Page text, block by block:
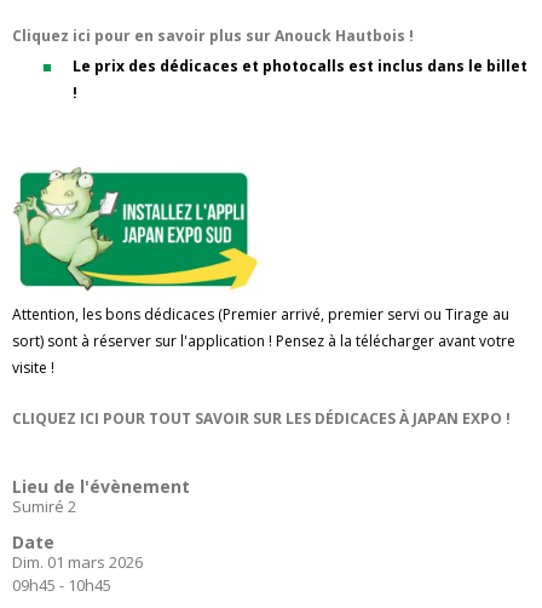
Cliquez ici pour en savoir plus sur Anouck Hautbois !
Le prix des dédicaces et photocalls est inclus dans le billet
!
Attention, les bons dédicaces (Premier arrivé, premier servi ou Tirage au
sort) sont à réserver sur l'application ! Pensez à la télécharger avant votre
visite !
CLIQUEZ ICI POUR TOUT SAVOIR SUR LES DÉDICACES À JAPAN EXPO !
Lieu de l'évènement
Sumiré 2
Date
Dim. 01 mars 2026
09h45 - 10h45